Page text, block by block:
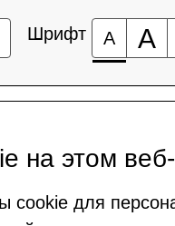
Шрифт А А
на этом
для